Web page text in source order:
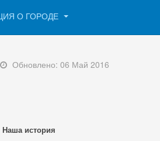
О ГОРОДЕ
Обновлено: 06 Май 2016
Наша история